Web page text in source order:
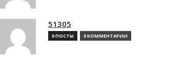
51305
0 ПОСТЫ 0 КОММЕНТАРИИ